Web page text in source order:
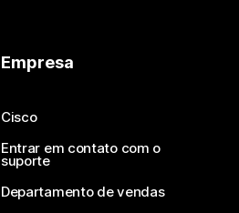
Empresa
Cisco
Entrar em contato com o
suporte
Departamento de vendas